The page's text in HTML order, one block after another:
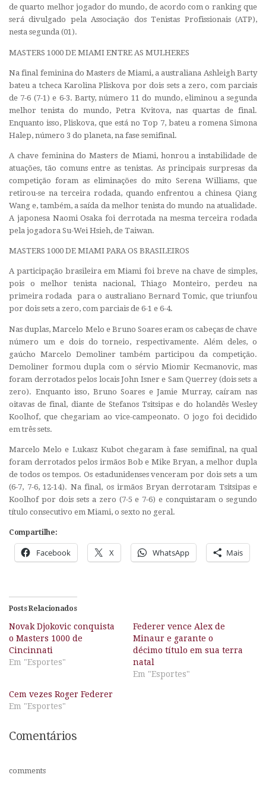
de quarto melhor jogador do mundo, de acordo com o ranking que
será divulgado pela Associação dos Tenistas Profissionais (ATP),
nesta segunda (01).
MASTERS 1000 DE MIAMI ENTRE AS MULHERES
Na final feminina do Masters de Miami, a australiana Ashleigh Barty
bateu a tcheca Karolina Pliskova por dois sets a zero, com parciais
de 7-6 (7-1) e 6-3. Barty, número 11 do mundo, eliminou a segunda
melhor tenista do mundo, Petra Kvitova, nas quartas de final.
Enquanto isso, Pliskova, que está no Top 7, bateu a romena Simona
Halep, número 3 do planeta, na fase semifinal.
A chave feminina do Masters de Miami, honrou a instabilidade de
atuações, tão comuns entre as tenistas. As principais surpresas da
competição foram as eliminações do mito Serena Williams, que
retirou-se na terceira rodada, quando enfrentou a chinesa Qiang
Wang e, também, a saída da melhor tenista do mundo na atualidade.
A japonesa Naomi Osaka foi derrotada na mesma terceira rodada
pela jogadora Su-Wei Hsieh, de Taiwan.
MASTERS 1000 DE MIAMI PARA OS BRASILEIROS
A participação brasileira em Miami foi breve na chave de simples,
pois o melhor tenista nacional, Thiago Monteiro, perdeu na
primeira rodada para o australiano Bernard Tomic, que triunfou
por dois sets a zero, com parciais de 6-1 e 6-4.
Nas duplas, Marcelo Melo e Bruno Soares eram os cabeças de chave
número um e dois do torneio, respectivamente. Além deles, o
gaúcho Marcelo Demoliner também participou da competição.
Demoliner formou dupla com o sérvio Miomir Kecmanovic, mas
foram derrotados pelos locais John Isner e Sam Querrey (dois sets a
zero). Enquanto isso, Bruno Soares e Jamie Murray, caíram nas
oitavas de final, diante de Stefanos Tsitsipas e do holandês Wesley
Koolhof, que chegariam ao vice-campeonato. O jogo foi decidido
em três sets.
Marcelo Melo e Lukasz Kubot chegaram à fase semifinal, na qual
foram derrotados pelos irmãos Bob e Mike Bryan, a melhor dupla
de todos os tempos. Os estadunidenses venceram por dois sets a um
(6-7, 7-6, 12-14). Na final, os irmãos Bryan derrotaram Tsitsipas e
Koolhof por dois sets a zero (7-5 e 7-6) e conquistaram o segundo
título consecutivo em Miami, o sexto no geral.
Compartilhe:
Facebook X WhatsApp Mais
Posts Relacionados
Novak Djokovic conquista
o Masters 1000 de
Cincinnati
Em "Esportes"
Federer vence Alex de
Minaur e garante o
décimo título em sua terra
natal
Em "Esportes"
Cem vezes Roger Federer
Em "Esportes"
Comentários
comments